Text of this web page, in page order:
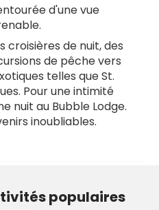
d'une vue
croisières de nuit, des
de pêche vers
telles que St.
Pour une intimité
nuit au Bubble Lodge.
inoubliables.
populaires